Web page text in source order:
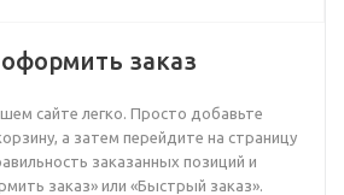
заказ
сайте легко. Просто добавьте
а затем перейдите на страницу
заказанных позиций и
заказ» или «Быстрый заказ».